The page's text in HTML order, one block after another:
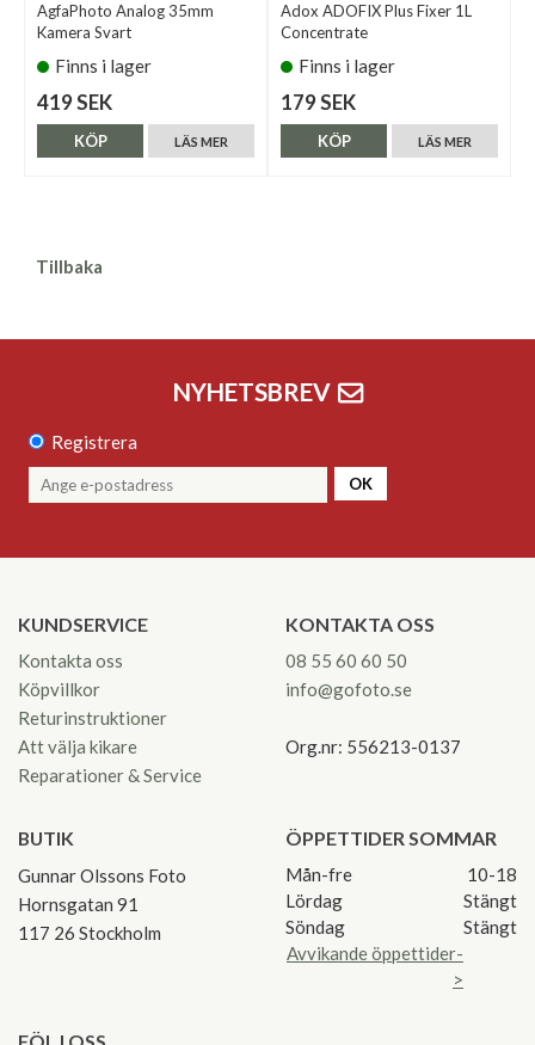
AgfaPhoto Analog 35mm
Kamera Svart
Finns i lager
419 SEK
LÄS MER
KÖP
Adox ADOFIX Plus Fixer 1L
Concentrate
Finns i lager
179 SEK
LÄS MER
KÖP
Tillbaka
NYHETSBREV
Registrera
OK
KUNDSERVICE
Kontakta oss
Köpvillkor
Returinstruktioner
Att välja kikare
Reparationer & Service
KONTAKTA OSS
08 55 60 60 50
info@gofoto.se
Org.nr: 556213-0137
BUTIK
Gunnar Olssons Foto
Hornsgatan 91
117 26 Stockholm
ÖPPETTIDER SOMMAR
Mån-fre
10-18
Lördag
Stängt
Söndag
Stängt
Avvikande öppettider-
>
FÖLJ OSS